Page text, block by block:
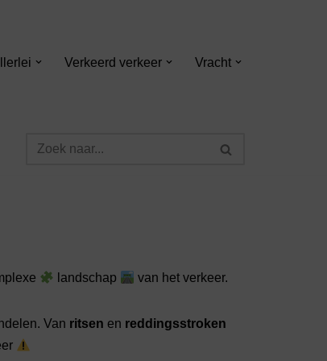
Verkeerd verkeer Vracht
landschap van het verkeer.
Van ritsen en reddingsstroken